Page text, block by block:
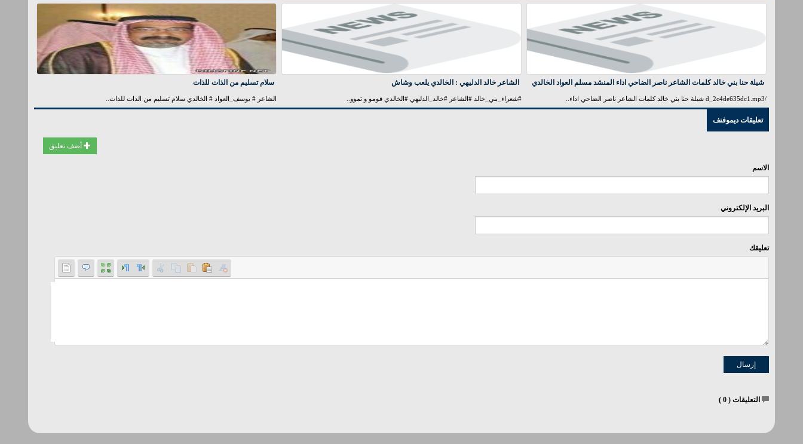
شيلة حنا بني خالد كلمات الشاعر ناصر الضاحي اداء المنشد مسلم العواد الخالدي
/d_2c4de635dc1.mp3 شيلة حنا بني خالد كلمات الشاعر ناصر الضاحي اداء..
الشاعر خالد الدليهي : الخالدي يلعب وشاش
#شعراء_بني_خالد #الشاعر #خالد_الدليهي #الخالدي قومو و تموو..
سلام تسليم من الذات للذات
الشاعر # يوسف_العواد # الخالدي سلام تسليم من الذات للذات..
تعليقات ديموفنف
أضف تعليق
الاسم
البريد الإلكتروني
تعليقك
التعليقات ( 0
)